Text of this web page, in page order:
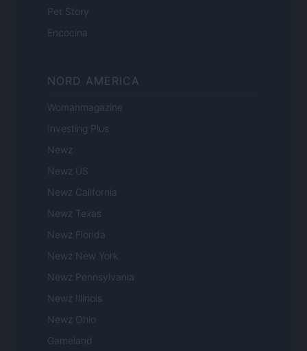
Pet Story
Encocina
NORD AMERICA
Womanmagazine
Investing Plus
Newz
Newz US
Newz California
Newz Texas
Newz Florida
Newz New York
Newz Pennsylvania
Newz Illinois
Newz Ohio
Gameland